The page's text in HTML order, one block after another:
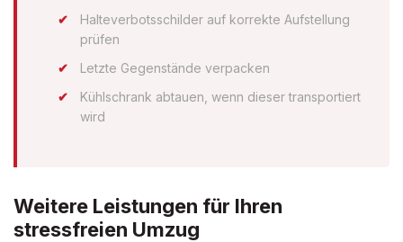
Halteverbotsschilder auf korrekte Aufstellung
prüfen
Letzte Gegenstände verpacken
Kühlschrank abtauen, wenn dieser transportiert
wird
Weitere Leistungen für Ihren
stressfreien Umzug